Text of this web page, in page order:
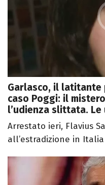
Garlasco, il latitante
caso Poggi: il
l’udienza slittata.
Arrestato ieri, Flavius
all’estradizione in